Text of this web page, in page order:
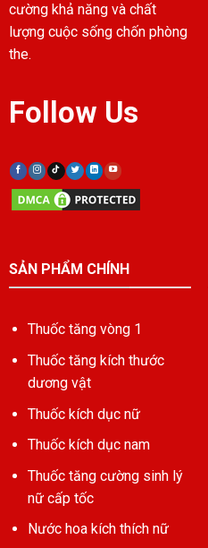
cường khả năng và chất
lượng cuộc sống chốn phòng
the.
Follow Us
SẢN PHẨM CHÍNH
Thuốc tăng vòng 1
Thuốc tăng kích thước
dương vật
Thuốc kích dục nữ
Thuốc kích dục nam
Thuốc tăng cường sinh lý
nữ cấp tốc
Nước hoa kích thích nữ